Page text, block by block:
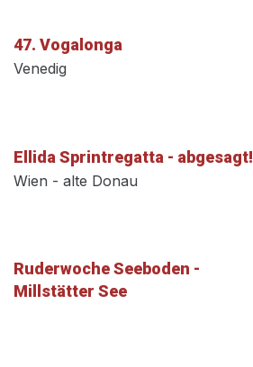
47. Vogalonga
Venedig
Ellida Sprintregatta - abgesagt!
Wien - alte Donau
Ruderwoche Seeboden -
Millstätter See